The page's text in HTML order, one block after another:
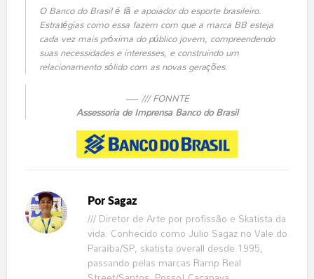
O Banco do Brasil é fã e apoiador do esporte brasileiro.
Estratégias como essa fazem com que a marca BB esteja
cada vez mais próxima do público jovem, compreendendo
suas necessidades e interesses, e construindo um
relacionamento sólido com as novas gerações.
/// FONNTE
Assessoria de Imprensa Banco do Brasil
Por Sagaz
/// Diretor de Arte por profissão e Skatista da
vida. Conhecido como Julio Sagaz no Vale do
Paraíba/SP, skatista overall desde 1995,
passando pelas marcas Ramp Real